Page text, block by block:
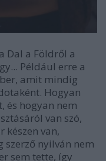
Dal a Földről a
Például erre a
amit mindig
Hogyan
és hogyan nem
van szó,
készen van,
szerző nyilván nem
sem tette, így